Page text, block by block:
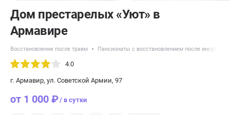
Дом престарелых «Уют» в
Армавире
Восстановление после травм Пансионаты с восстановлением после инсульта
4.0
г. Армавир, ул. Советской Армии, 97
от 1 000 ₽/ в сутки